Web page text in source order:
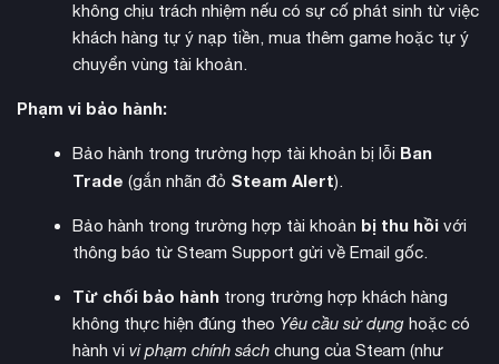
cùng khám phá và sinh tồn. Tính năng Shared Worlds độc
đáo cho phép người chơi tiếp tục trong thế giới chung ngay
lưu lại.
không chịu trách nhiệm nếu có sự cố phát sinh từ việc
khách hàng tự ý nạp tiền, mua thêm game hoặc tự ý
chuyển vùng tài khoản.
Phạm vi bảo hành:
Bảo hành trong trường hợp tài khoản bị lỗi Ban
Trade (gắn nhãn đỏ Steam Alert).
Bảo hành trong trường hợp tài khoản bị thu hồivới
thông báo từ Steam Support gửi về Email gốc.
Từ chối bảo hànhtrong trường hợp khách hàng
không thực hiện đúng theo Yêu cầu sử dụnghoặc có
hành vi vi phạm chính sáchchung của Steam (như